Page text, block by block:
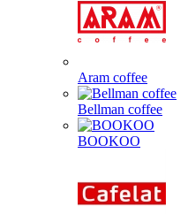
Aram coffee
Bellman coffee
BOOKOO